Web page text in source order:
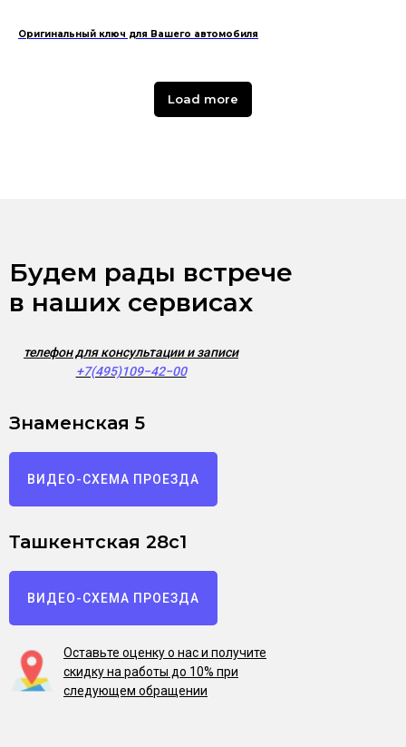
Оригинальный ключ для Вашего автомобиля
Load more
Будем рады встрече
в наших сервисах
телефон для консультации и записи
+7(495)109−42−00
Знаменская 5
ВИДЕО-СХЕМА ПРОЕЗДА
Ташкентская 28с1
ВИДЕО-СХЕМА ПРОЕЗДА
Оставьте оценку о нас и получите
скидку на работы до 10% при
следующем обращении